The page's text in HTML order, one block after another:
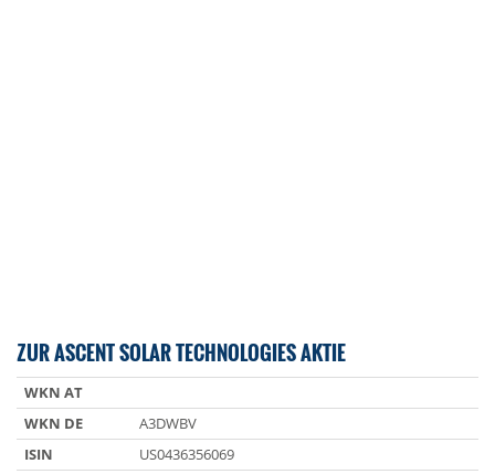
ZUR ASCENT SOLAR TECHNOLOGIES AKTIE
WKN AT
WKN DE
A3DWBV
ISIN
US0436356069